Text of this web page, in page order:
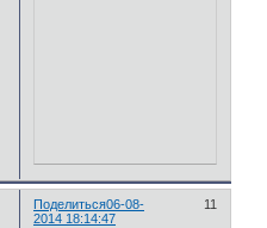
Поделиться 11
06-08-
2014 18:14:47